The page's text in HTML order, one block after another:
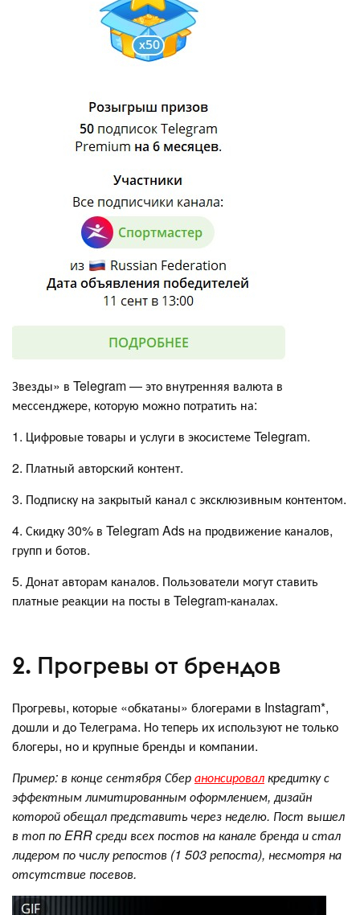
Звезды» в Telegram — это внутренняя валюта в
мессенджере, которую можно потратить на:
1. Цифровые товары и услуги в экосистеме Telegram.
2. Платный авторский контент.
3. Подписку на закрытый канал с эксклюзивным контентом.
4. Скидку 30% в Telegram Ads на продвижение каналов,
групп и ботов.
5. Донат авторам каналов. Пользователи могут ставить
платные реакции на посты в Telegram-каналах.
2. Прогревы от брендов
Прогревы, которые «обкатаны» блогерами в Instagram*,
дошли и до Телеграма. Но теперь их используют не только
блогеры, но и крупные бренды и компании.
Пример: в конце сентября Сберанонсировалкредитку с
эффектным лимитированным оформлением, дизайн
которой обещал представить через неделю. Пост вышел
в топ по ERR среди всех постов на канале бренда и стал
лидером по числу репостов (1 503 репоста), несмотря на
отсутствие посевов.